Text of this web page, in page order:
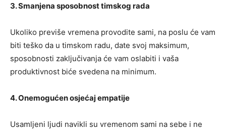
3. Smanjena sposobnost timskog rada
Ukoliko previše vremena provodite sami, na poslu će vam
biti teško da u timskom radu, date svoj maksimum,
sposobnosti zaključivanja će vam oslabiti i vaša
produktivnost biće svedena na minimum.
4. Onemogućen osjećaj empatije
Usamljeni ljudi navikli su vremenom sami na sebe i ne